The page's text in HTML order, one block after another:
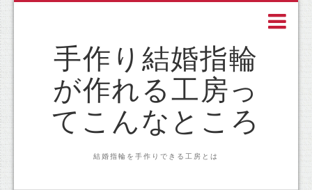
手作り結婚指輪
が作れる工房っ
てこんなところ
結婚指輪を手作りできる工房とは